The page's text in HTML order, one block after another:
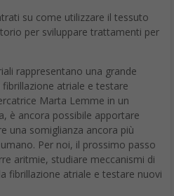
su come utilizzare il tessuto
per sviluppare trattamenti per
rappresentano una grande
atriale e testare
Marta Lemme in un
è ancora possibile apportare
una somiglianza ancora più
Per noi, il prossimo passo
aritmie, studiare meccanismi di
fibrillazione atriale e testare nuovi